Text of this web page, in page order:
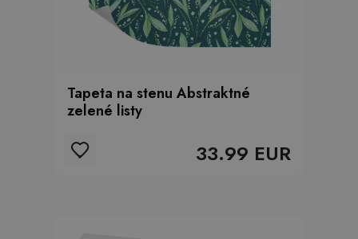
Tapeta na stenu Abstraktné
zelené listy
33.99 EUR